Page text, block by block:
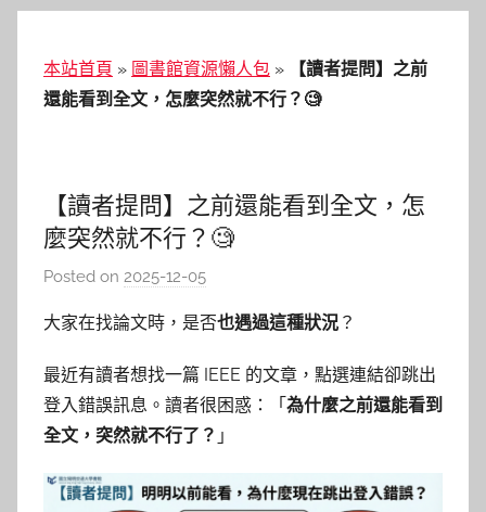
本站首頁 » 圖書館資源懶人包 »
【讀者提問】之前
還能看到全文，怎麼突然就不行？🧐
【讀者提問】之前還能看到全文，怎
麼突然就不行？🧐
Posted on 2025-12-05
c
e
r
大家在找論文時，是否也遇過這種狀況 ？
最近有讀者想找一篇 IEEE 的文章，點選連結卻跳出
登入錯誤訊息。讀者很困惑：「為什麼之前還能看到
全文，突然就不行了？ 」